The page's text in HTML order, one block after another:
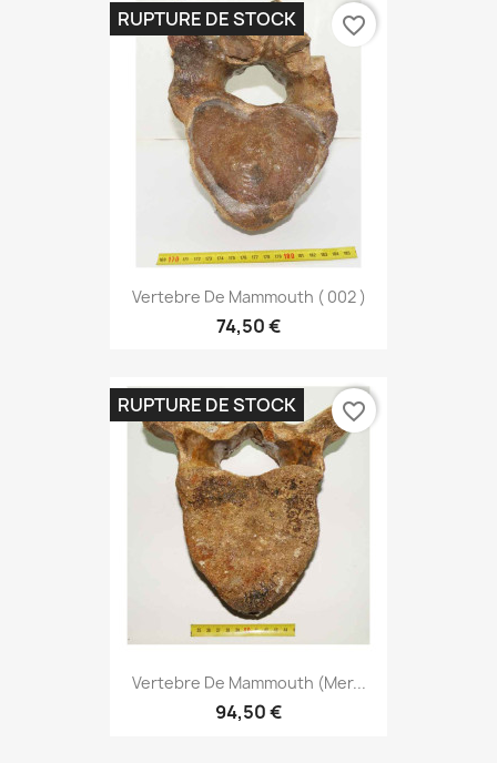
Vertebre De Mammouth ( 002 )
74,50 €
RUPTURE DE STOCK favorite_border
Vertebre De Mammouth (mer...
94,50 €
RUPTURE DE STOCK favorite_border